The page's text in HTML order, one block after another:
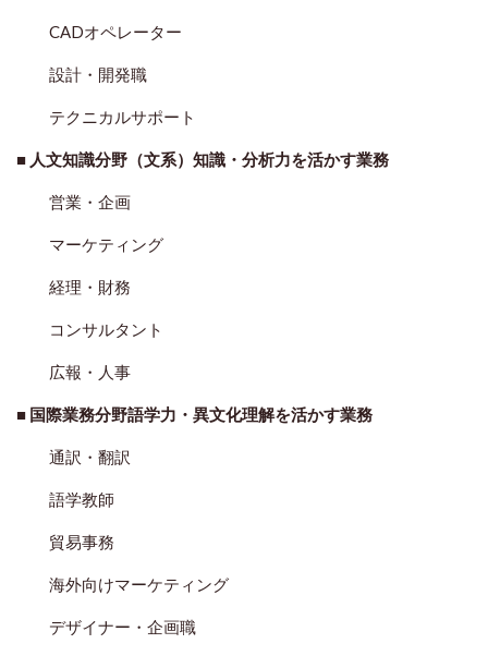
CADオペレーター
設計・開発職
テクニカルサポート
■ 人文知識分野（文系）知識・分析力を活かす業務
営業・企画
マーケティング
経理・財務
コンサルタント
広報・人事
■ 国際業務分野語学力・異文化理解を活かす業務
通訳・翻訳
語学教師
貿易事務
海外向けマーケティング
デザイナー・企画職